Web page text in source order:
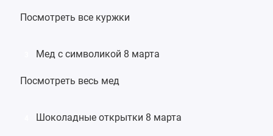
Посмотреть все куржки
Мед с символикой 8 марта
Посмотреть весь мед
Шоколадные открытки 8 марта